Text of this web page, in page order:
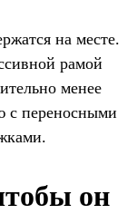
на месте.
рамой
менее
с переносными
он